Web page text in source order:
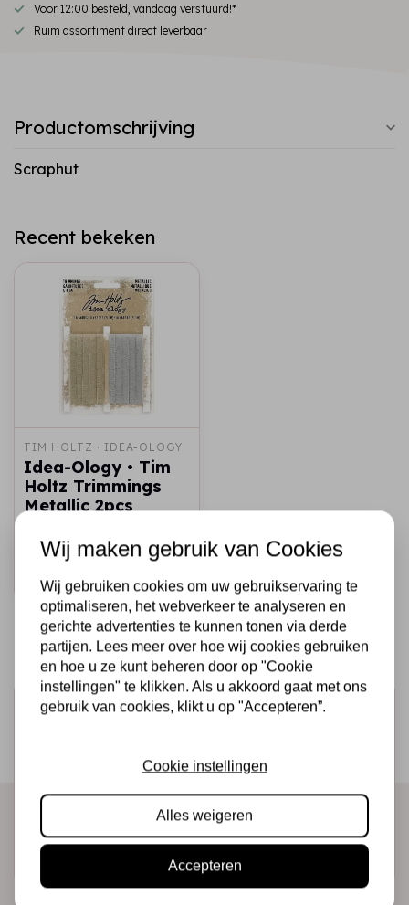
Voor 12:00 besteld, vandaag verstuurd!*
Ruim assortiment direct leverbaar
Productomschrijving
Scraphut
Recent bekeken
TIM HOLTZ · IDEA-OLOGY
Idea-Ology • Tim
Holtz Trimmings
Metallic 2pcs
€5,50
Schrijf je in voor de nieuwsbrief
direct in je mailbox!
Abonneer
Wij maken gebruik van Cookies
Wij gebruiken cookies om uw gebruikservaring te
optimaliseren, het webverkeer te analyseren en
gerichte advertenties te kunnen tonen via derde
partijen. Lees meer over hoe wij cookies gebruiken
en hoe u ze kunt beheren door op "Cookie
instellingen" te klikken. Als u akkoord gaat met ons
gebruik van cookies, klikt u op "Accepteren”.
Cookie instellingen
Alles weigeren
Accepteren